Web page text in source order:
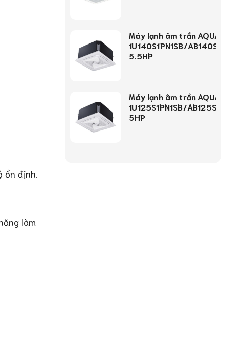
ổn định.
làm
Máy lạnh âm trần AQUA
1U140S1PN1SB/
5.5HP
Máy lạnh âm trần AQUA
1U125S1PN1SB/
5HP